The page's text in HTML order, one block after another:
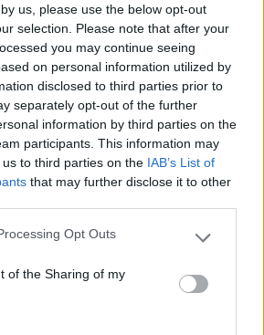
us, please use the below opt-out
selection. Please note that after your
you may continue seeing
on personal information utilized by
disclosed to third parties prior to
separately opt-out of the further
information by third parties on the
participants. This information may
to third parties on the IAB’s List of
that may further disclose it to other
website/app uses one or more Google
or usage behaviour. You may click to
to Google and its third-party tags to
specified purposes in below Google
Opt Outs
of the Sharing of my
Marina